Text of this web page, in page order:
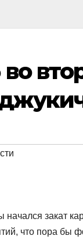
закат
что пора бы